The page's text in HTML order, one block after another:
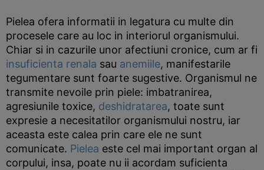
Pielea ofera informatii in legatura cu multe din
procesele care au loc in interiorul organismului.
Chiar si in cazurile unor afectiuni cronice, cum ar fi
insuficienta renala sau anemiile, manifestarile
tegumentare sunt foarte sugestive. Organismul ne
transmite nevoile prin piele: imbatranirea,
agresiunile toxice, deshidratarea, toate sunt
expresie a necesitatilor organismului nostru, iar
aceasta este calea prin care ele ne sunt
comunicate. Pielea este cel mai important organ al
corpului, insa, poate nu ii acordam suficienta